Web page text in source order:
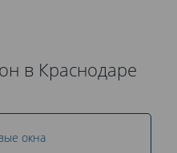
в Краснодаре
окна